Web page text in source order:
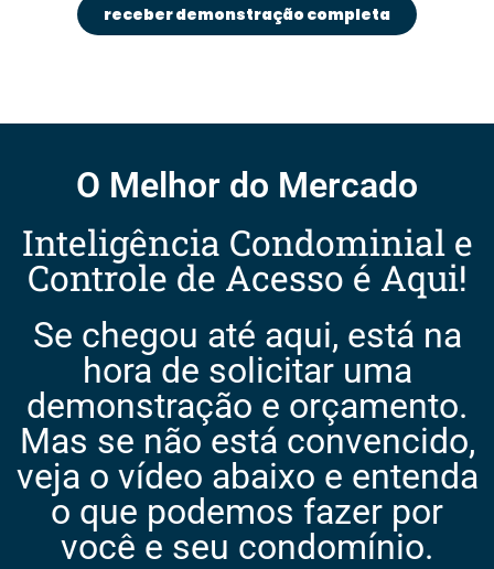
receber demonstração completa
O Melhor do Mercado
Inteligência Condominial e
Controle de Acesso é Aqui!
Se chegou até aqui, está na
hora de solicitar uma
demonstração e orçamento.
Mas se não está convencido,
veja o vídeo abaixo e entenda
o que podemos fazer por
você e seu condomínio.